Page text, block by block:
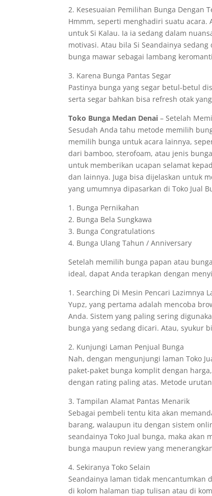
2. Kesesuaian Pemilihan Bunga Dengan
Hmmm, seperti menghadiri suatu acara.
untuk Si Kalau. Ia ia sedang dalam
motivasi. Atau bila Si Seandainya
bunga mawar sebagai lambang
3. Karena Bunga Pantas Segar
Pastinya bunga yang segar betul-betul
serta segar bahkan bisa refresh otak
Toko Bunga Medan Denai – Setelah
Sesudah Anda tahu metode memilih
memilih bunga untuk acara lainnya,
dari bamboo, sterofoam, atau jenis
untuk memberikan ucapan selamat
dan lainnya. Juga bisa dijelaskan untuk
yang umumnya dipasarkan di Toko Jual
1. Bunga Pernikahan
2. Bunga Bela Sungkawa
3. Bunga Congratulations
4. Bunga Ulang Tahun / Anniversary
Setelah memilih bunga papan atau
ideal, dapat Anda terapkan dengan
1. Searching Di Mesin Pencari Lazimnya
Yupz, yang pertama adalah mencoba
Anda. Sistem yang paling sering
bunga yang sedang dicari. Atau, syukur
2. Kunjungi Laman Penjual Bunga
Nah, dengan mengunjungi laman Toko
paket-paket bunga komplit dengan
dengan rating paling atas. Metode
3. Tampilan Alamat Pantas Menarik
Sebagai pembeli tentu kita akan
barang, walaupun itu dengan sistem
seandainya Toko Jual bunga, maka
bunga maupun review yang
4. Sekiranya Toko Selain
Seandainya laman tidak mencantumkan
di kolom halaman tiap tulisan atau di